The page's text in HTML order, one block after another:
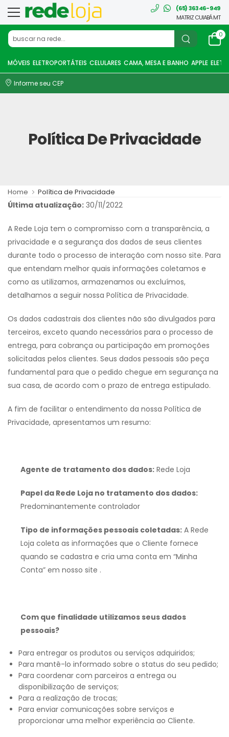
(65) 36346-949
MATRIZ CUIABÁ MT
0
MÓVEIS ELETROPORTÁTEIS CELULARES CAMA, MESA E BANHO APPLE
Informe seu CEP
Política De Privacidade
Home Política de Privacidade
Última atualização: 30/11/2022
A Rede Loja tem o compromisso com a transparência, a
privacidade e a segurança dos dados de seus clientes
durante todo o processo de interação com nosso site. Para
que entendam melhor quais informações coletamos e
como as utilizamos, armazenamos ou excluímos,
detalhamos a seguir nossa Política de Privacidade.
Os dados cadastrais dos clientes não são divulgados para
terceiros, exceto quando necessários para o processo de
entrega, para cobrança ou participação em promoções
solicitadas pelos clientes. Seus dados pessoais são peça
fundamental para que o pedido chegue em segurança na
sua casa, de acordo com o prazo de entrega estipulado.
A fim de facilitar o entendimento da nossa Política de
Privacidade, apresentamos um resumo:
Agente de tratamento dos dados: Rede Loja
Papel da Rede Loja no tratamento dos dados:
Predominantemente controlador
Tipo de informações pessoais coletadas: A Rede
Loja coleta as informações que o Cliente fornece
quando se cadastra e cria uma conta em “Minha
Conta” em nosso site .
Com que finalidade utilizamos seus dados
pessoais?
Para entregar os produtos ou serviços adquiridos;
Para mantê-lo informado sobre o status do seu pedido;
Para coordenar com parceiros a entrega ou
disponibilização de serviços;
Para a realização de trocas;
Para enviar comunicações sobre serviços e
proporcionar uma melhor experiência ao Cliente.